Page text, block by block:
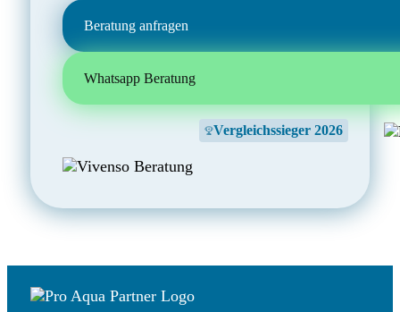
Beratung anfragen
Whatsapp Beratung
Vergleichssieger 2026